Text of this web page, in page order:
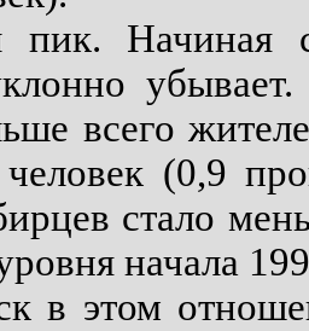
Начиная с
всего
(0,9
стало
начала
в этом